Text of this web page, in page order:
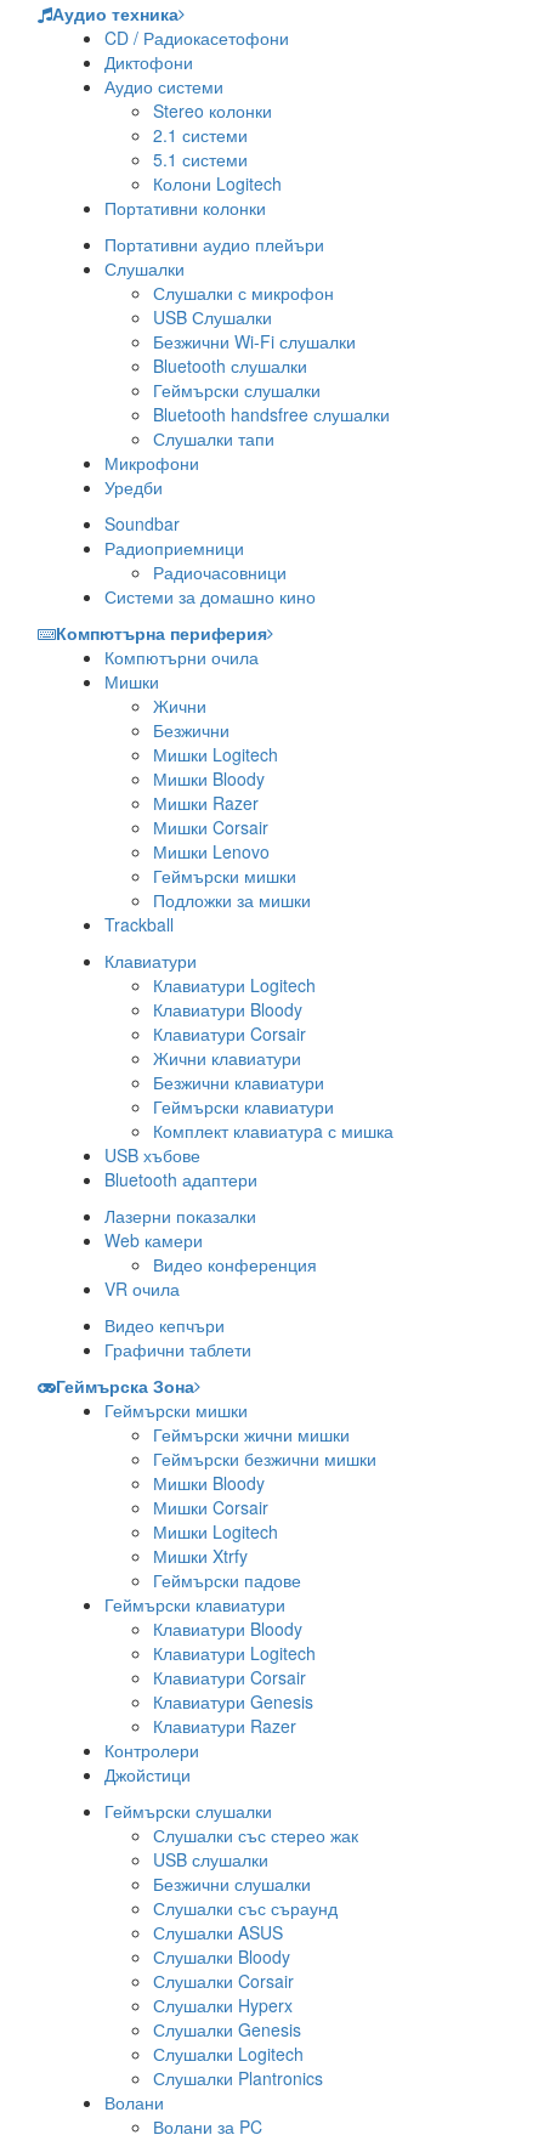
Аудио техника
CD / Радиокасетофони
Диктофони
Аудио системи
Stereo колонки
2.1 системи
5.1 системи
Колони Logitech
Портативни колонки
Портативни аудио плейъри
Слушалки
Слушалки с микрофон
USB Слушалки
Безжични Wi-Fi слушалки
Bluetooth слушалки
Геймърски слушалки
Bluetooth handsfree слушалки
Слушалки тапи
Микрофони
Уредби
Soundbar
Радиоприемници
Радиочасовници
Системи за домашно кино
Компютърна периферия
Компютърни очила
Мишки
Жични
Безжични
Мишки Logitech
Мишки Bloody
Мишки Razer
Мишки Corsair
Мишки Lenovo
Геймърски мишки
Подложки за мишки
Trackball
Клавиатури
Клавиатури Logitech
Клавиатури Bloody
Клавиатури Corsair
Жични клавиатури
Безжични клавиатури
Геймърски клавиатури
Комплект клавиатурa с мишка
USB хъбове
Bluetooth адаптери
Лазерни показалки
Web камери
Видео конференция
VR очила
Видео кепчъри
Графични таблети
Геймърска Зона
Геймърски мишки
Геймърски жични мишки
Геймърски безжични мишки
Мишки Bloody
Мишки Corsair
Мишки Logitech
Мишки Xtrfy
Геймърски падове
Геймърски клавиатури
Клавиатури Bloody
Клавиатури Logitech
Клавиатури Corsair
Клавиатури Genesis
Клавиатури Razer
Контролери
Джойстици
Геймърски слушалки
Слушалки със стерео жак
USB слушалки
Безжични слушалки
Слушалки със съраунд
Слушалки ASUS
Слушалки Bloody
Слушалки Corsair
Слушалки Hyperx
Слушалки Genesis
Слушалки Logitech
Слушалки Plantronics
Волани
Волани за PC